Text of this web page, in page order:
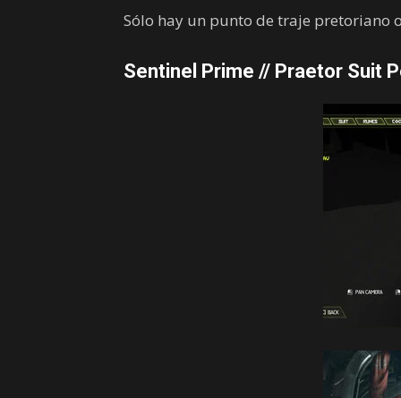
Sólo hay un punto de traje pretoriano
Sentinel Prime // Praetor Suit